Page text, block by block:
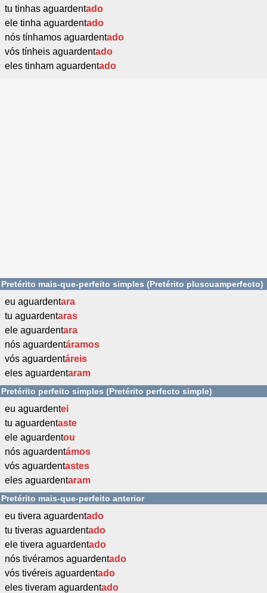
tu tinhas aguardentado
ele tinha aguardentado
nós tínhamos aguardentado
vós tínheis aguardentado
eles tinham aguardentado
Pretérito mais-que-perfeito simples (Pretérito pluscuamperfecto)
eu aguardentara
tu aguardentaras
ele aguardentara
nós aguardentáramos
vós aguardentáreis
eles aguardentaram
Pretérito perfeito simples (Pretérito perfecto simple)
eu aguardentei
tu aguardentaste
ele aguardentou
nós aguardentámos
vós aguardentastes
eles aguardentaram
Pretérito mais-que-perfeito anterior
eu tivera aguardentado
tu tiveras aguardentado
ele tivera aguardentado
nós tivéramos aguardentado
vós tivéreis aguardentado
eles tiveram aguardentado